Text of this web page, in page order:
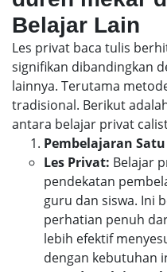
Belajar Lain
Les privat baca tulis
signifikan dibandingkan
lainnya. Terutama
tradisional. Berikut
antara belajar privat
Pembelajaran
Les Privat: Belajar
pendekatan
guru dan siswa. Ini
perhatian penuh
lebih efektif
dengan kebutuhan